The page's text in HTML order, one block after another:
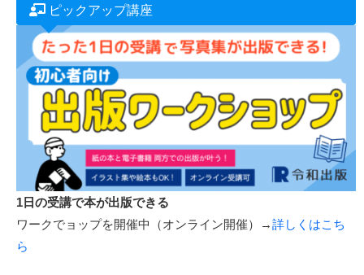
ピックアップ講座
1日の受講で本が出版できる
ワークでョップを開催中（オンライン開催）→詳しくはこち
ら